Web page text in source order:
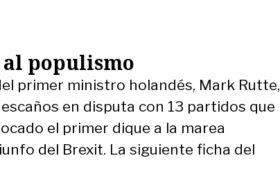
populismo
primer ministro holandés, Mark Rutte,
en disputa con 13 partidos que
el primer dique a la marea
del Brexit. La siguiente ficha del